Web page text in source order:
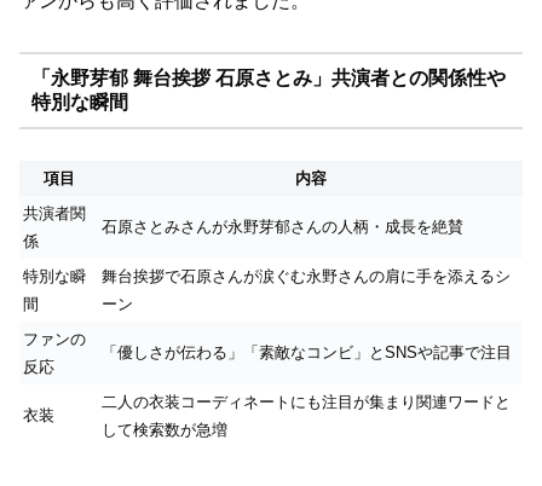
「永野芽郁 舞台挨拶 石原さとみ」共演者との関係性や
特別な瞬間
項目
内容
共演者関
係
石原さとみさんが永野芽郁さんの人柄・成長を絶賛
特別な瞬
間
舞台挨拶で石原さんが涙ぐむ永野さんの肩に手を添えるシ
ーン
ファンの
反応
「優しさが伝わる」「素敵なコンビ」とSNSや記事で注目
衣装
二人の衣装コーディネートにも注目が集まり関連ワードと
して検索数が急増